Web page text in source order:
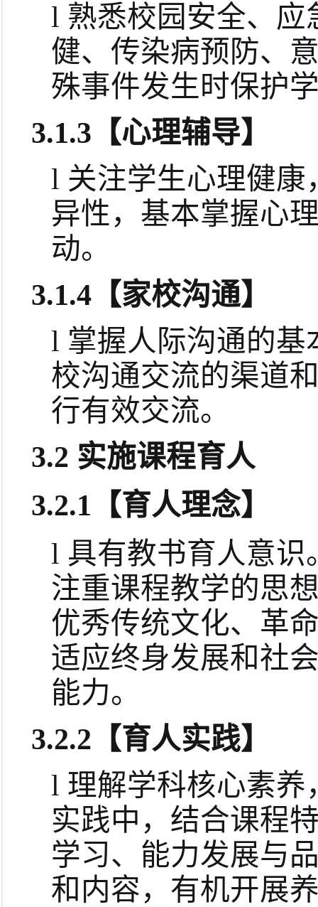
l 熟悉校园安全、应
健、传染病预防、
殊事件发生时保护
3.1.3 【心理辅导】
l 关注学生心理健
异性，基本掌握心
动。
3.1.4 【家校沟通】
l 掌握人际沟通的
校沟通交流的渠道
行有效交流。
3.2 实施课程育人
3.2.1 【育人理念】
l 具有教书育人意
注重课程教学的思
优秀传统文化、革
适应终身发展和社
能力。
3.2.2 【育人实践】
l 理解学科核心素
实践中，结合课程
学习、能力发展与
和内容，有机开展